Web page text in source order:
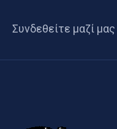
Συνδεθείτε μαζί μας